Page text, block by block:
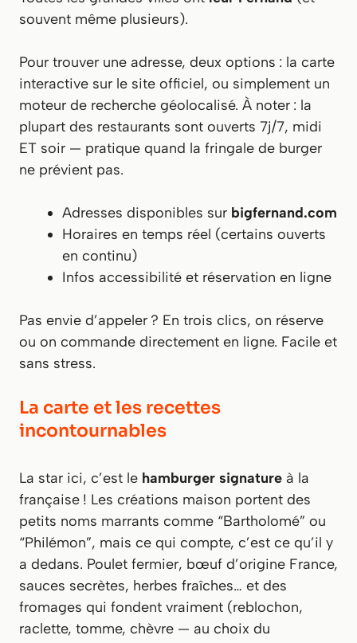
souvent même plusieurs).
Pour trouver une adresse, deux options : la carte
interactive sur le site officiel, ou simplement un
moteur de recherche géolocalisé. À noter : la
plupart des restaurants sont ouverts 7j/7, midi
ET soir — pratique quand la fringale de burger
ne prévient pas.
Adresses disponibles sur bigfernand.com
Horaires en temps réel (certains ouverts
en continu)
Infos accessibilité et réservation en ligne
Pas envie d’appeler ? En trois clics, on réserve
ou on commande directement en ligne. Facile et
sans stress.
La carte et les recettes
incontournables
La star ici, c’est le hamburger signature à la
française ! Les créations maison portent des
petits noms marrants comme “Bartholomé” ou
“Philémon”, mais ce qui compte, c’est ce qu’il y
a dedans. Poulet fermier, bœuf d’origine France,
sauces secrètes, herbes fraîches… et des
fromages qui fondent vraiment (reblochon,
raclette, tomme, chèvre — au choix du